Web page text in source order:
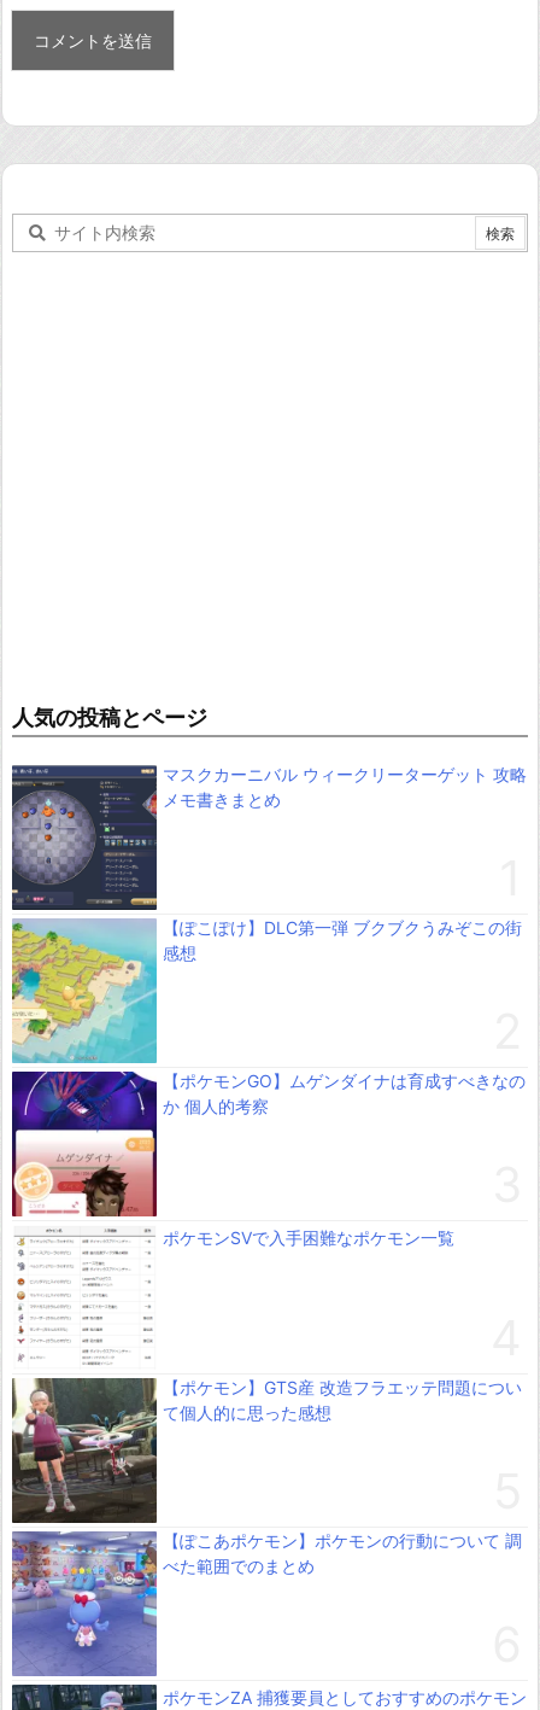
人気の投稿とページ
マスクカーニバル ウィークリーターゲット 攻略
メモ書きまとめ
【ぽこぽけ】DLC第一弾 ブクブクうみぞこの街
感想
【ポケモンGO】ムゲンダイナは育成すべきなの
か 個人的考察
ポケモンSVで入手困難なポケモン一覧
【ポケモン】GTS産 改造フラエッテ問題につい
て個人的に思った感想
【ぽこあポケモン】ポケモンの行動について 調
べた範囲でのまとめ
ポケモンZA 捕獲要員としておすすめのポケモン